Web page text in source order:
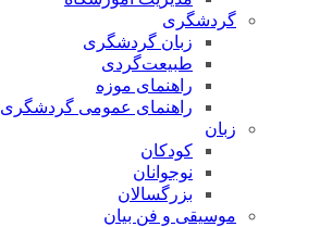
گردشگری
زبان گردشگری
طبیعت‌گردی
راهنمای موزه
راهنمای عمومی گردشگری
زبان
کودکان
نوجوانان
بزرگسالان
موسیقی و فن بیان